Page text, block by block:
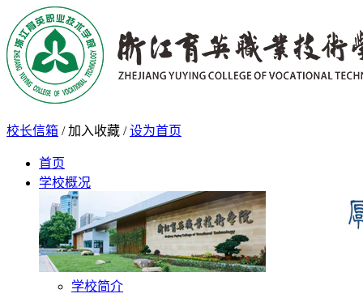
校长信箱 / 加入收藏 / 设为首页
首页
学校概况
学校简介